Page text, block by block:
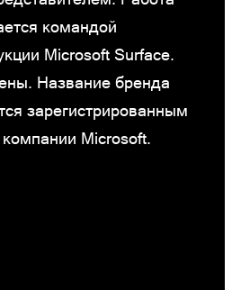
командой
Microsoft Surface.
Название бренда
зарегистрированным
Microsoft.